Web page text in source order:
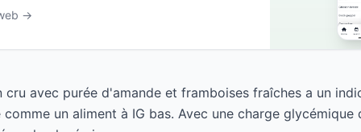
→
cru avec purée d'amande et framboises fraîches a un
un aliment à IG bas. Avec une charge glycémique